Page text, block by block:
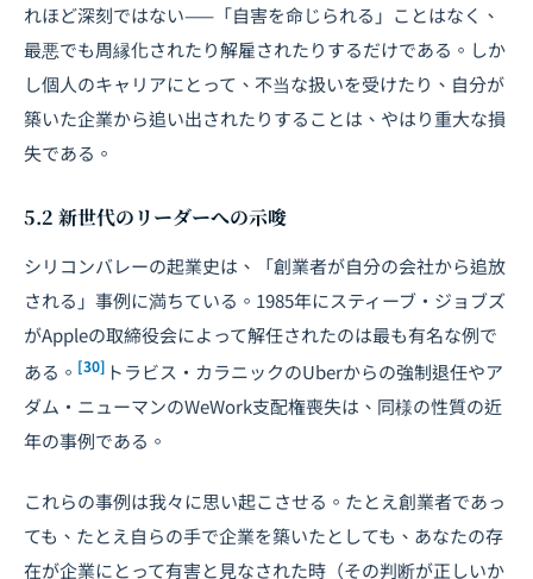
れほど深刻ではない——「自害を命じられる」ことはなく、
最悪でも周縁化されたり解雇されたりするだけである。しか
し個人のキャリアにとって、不当な扱いを受けたり、自分が
築いた企業から追い出されたりすることは、やはり重大な損
失である。
5.2 新世代のリーダーへの示唆
シリコンバレーの起業史は、「創業者が自分の会社から追放
される」事例に満ちている。1985年にスティーブ・ジョブズ
がAppleの取締役会によって解任されたのは最も有名な例で
ある。 [30] トラビス・カラニックのUberからの強制退任やア
ダム・ニューマンのWeWork支配権喪失は、同様の性質の近
年の事例である。
これらの事例は我々に思い起こさせる。たとえ創業者であっ
ても、たとえ自らの手で企業を築いたとしても、あなたの存
在が企業にとって有害と見なされた時（その判断が正しいか